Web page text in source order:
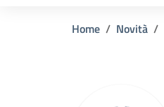
Home Novità